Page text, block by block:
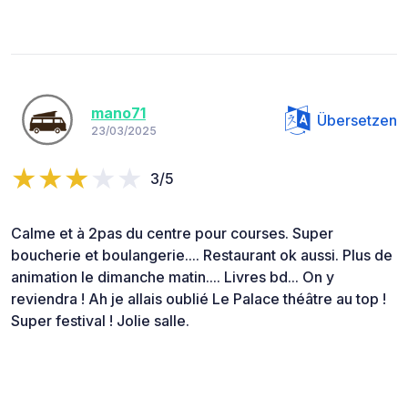
mano71
23/03/2025
Übersetzen
3/5
Calme et à 2pas du centre pour courses. Super
boucherie et boulangerie.... Restaurant ok aussi. Plus de
animation le dimanche matin.... Livres bd... On y
reviendra ! Ah je allais oublié Le Palace théâtre au top !
Super festival ! Jolie salle.